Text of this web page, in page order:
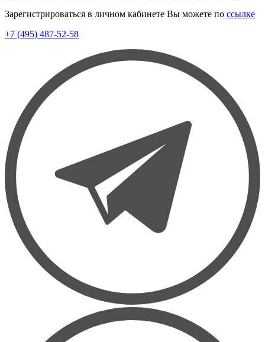
Зарегистрироваться в личном кабинете Вы можете по ссылке
+7 (495) 487-52-58